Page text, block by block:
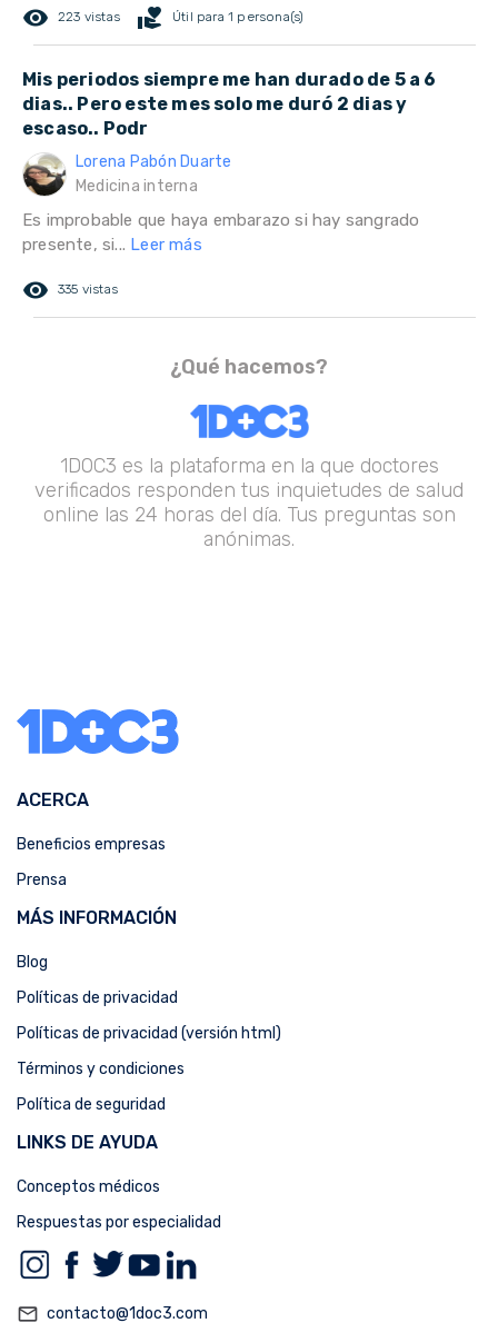
remove_red_eye 223 vistas volunteer_activism Útil para 1 persona(s)
Mis periodos siempre me han durado de 5 a 6
dias.. Pero este mes solo me duró 2 dias y
escaso.. Podr
Lorena Pabón Duarte
Medicina interna
Es improbable que haya embarazo si hay sangrado
presente, si... Leer más
remove_red_eye 335 vistas
¿Qué hacemos?
1DOC3 es la plataforma en la que doctores
verificados responden tus inquietudes de salud
online las 24 horas del día. Tus preguntas son
anónimas.
ACERCA
Beneficios empresas
Prensa
MÁS INFORMACIÓN
Blog
Políticas de privacidad
Políticas de privacidad (versión html)
Términos y condiciones
Política de seguridad
LINKS DE AYUDA
Conceptos médicos
Respuestas por especialidad
mail_outline contacto@1doc3.com